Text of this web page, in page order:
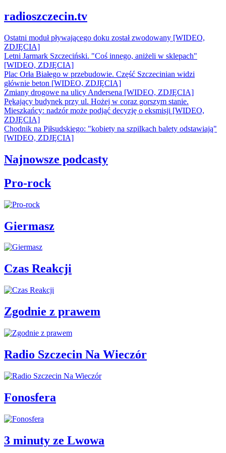
radioszczecin.tv
Ostatni moduł pływającego doku został zwodowany [WIDEO,
ZDJĘCIA]
Letni Jarmark Szczeciński. "Coś innego, aniżeli w sklepach"
[WIDEO, ZDJĘCIA]
Plac Orła Białego w przebudowie. Część Szczecinian widzi
głównie beton [WIDEO, ZDJĘCIA]
Zmiany drogowe na ulicy Andersena [WIDEO, ZDJĘCIA]
Pękający budynek przy ul. Hożej w coraz gorszym stanie.
Mieszkańcy: nadzór może podjąć decyzję o eksmisji [WIDEO,
ZDJĘCIA]
Chodnik na Piłsudskiego: "kobiety na szpilkach balety odstawiają"
[WIDEO, ZDJĘCIA]
Najnowsze podcasty
Pro-rock
Giermasz
Czas Reakcji
Zgodnie z prawem
Radio Szczecin Na Wieczór
Fonosfera
3 minuty ze Lwowa